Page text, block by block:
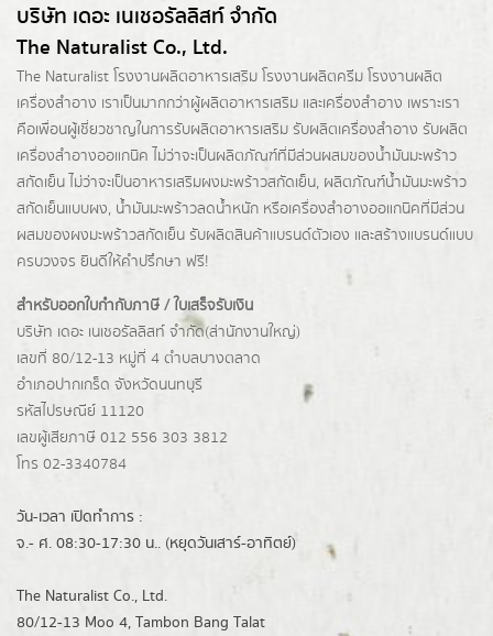
บริษัท เดอะ เนเชอรัลลิสท์ จำกัด
The Naturalist Co., Ltd.
The Naturalist โรงงานผลิตอาหารเสริม โรงงานผลิตครีม โรงงานผลิต
เครื่องสำอาง เราเป็นมากกว่าผู้ผลิตอาหารเสริม และเครื่องสำอาง เพราะเรา
คือเพื่อนผู้เชี่ยวชาญในการรับผลิตอาหารเสริม รับผลิตเครื่องสำอาง รับผลิต
เครื่องสำอางออแกนิค ไม่ว่าจะเป็นผลิตภัณฑ์ที่มีส่วนผสมของน้ำมันมะพร้าว
สกัดเย็น ไม่ว่าจะเป็นอาหารเสริมผงมะพร้าวสกัดเย็น, ผลิตภัณฑ์น้ำมันมะพร้าว
สกัดเย็นแบบผง, น้ำมันมะพร้าวลดน้ำหนัก หรือเครื่องสำอางออแกนิคที่มีส่วน
ผสมของผงมะพร้าวสกัดเย็น รับผลิตสินค้าแบรนด์ตัวเอง และสร้างแบรนด์แบบ
ครบวงจร ยินดีให้คำปรึกษา ฟรี!
สำหรับออกใบกำกับภาษี / ใบเสร็จรับเงิน
บริษัท เดอะ เนเชอรัลลิสท์ จำกัด(ส่านักงานใหญ่)
เลขที่ 80/12-13 หมู่ที่ 4 ตำบลบางตลาด
อำเภอปากเกร็ด จังหวัดนนทบุรี
รหัสไปรษณีย์ 11120
เลขผู้เสียภาษี 012 556 303 3812
โทร 02-3340784
วัน-เวลา เปิดทำการ :
จ.- ศ. 08:30-17:30 น.. (หยุดวันเสาร์-อาทิตย์)
The Naturalist Co., Ltd.
80/12-13 Moo 4, Tambon Bang Talat